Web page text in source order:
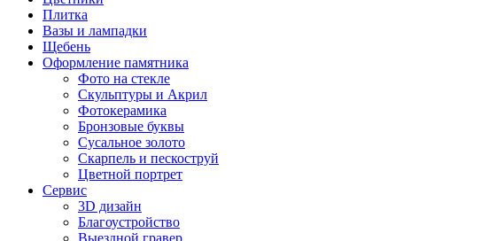
Плитка
Вазы и лампадки
Щебень
Оформление памятника
Фото на стекле
Скульптуры и Акрил
Фотокерамика
Бронзовые буквы
Сусальное золото
Скарпель и пескоструй
Цветной портрет
Сервис
3D дизайн
Благоустройство